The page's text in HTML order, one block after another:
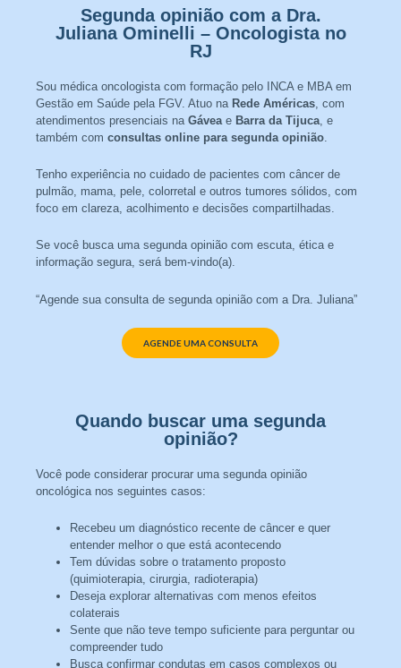
Quando buscar uma segunda
opinião?
Você pode considerar procurar uma segunda opinião
oncológica nos seguintes casos:
Recebeu um diagnóstico recente de câncer e quer
entender melhor o que está acontecendo
Tem dúvidas sobre o tratamento proposto
(quimioterapia, cirurgia, radioterapia)
Deseja explorar alternativas com menos efeitos
colaterais
Sente que não teve tempo suficiente para perguntar ou
compreender tudo
Busca confirmar condutas em casos complexos ou
Segunda opinião com a Dra.
Juliana Ominelli – Oncologista no
RJ
Sou médica oncologista com formação pelo INCA e MBA em
Gestão em Saúde pela FGV. Atuo na Rede Américas , com
atendimentos presenciais na Gávea e Barra da Tijuca , e
também com consultas online para segunda opinião
Tenho experiência no cuidado de pacientes com câncer de
pulmão, mama, pele, colorretal e outros tumores sólidos, com
foco em clareza, acolhimento e decisões compartilhadas.
Se você busca uma segunda opinião com escuta, ética e
informação segura, será bem-vindo(a).
“Agende sua consulta de segunda opinião com a Dra. Juliana”
AGENDE UMA CONSULTA